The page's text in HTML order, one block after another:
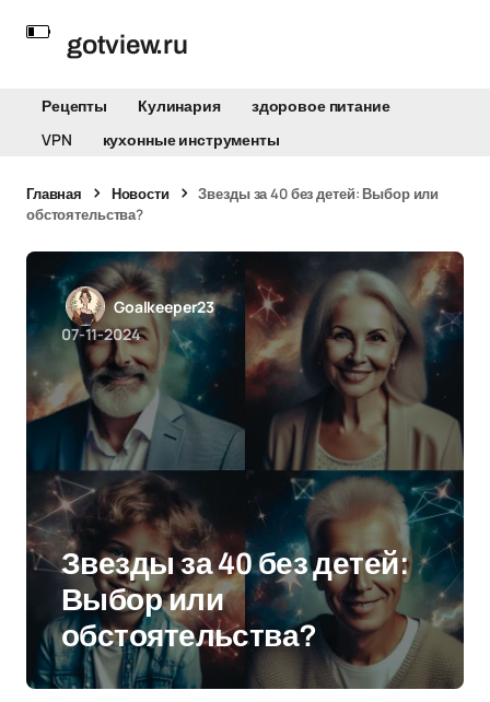
gotview.ru
Рецепты Кулинария
здоровое питание
VPN
кухонные инструменты
Главная Новости
Звезды за 40 без детей: Выбор или
обстоятельства?
Goalkeeper23
07-11-2024
Звезды за 40 без детей:
Выбор или
обстоятельства?